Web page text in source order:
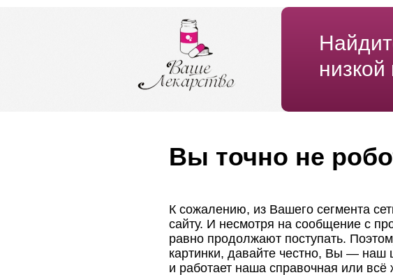
Вы точно не
К сожалению, из Вашего сегмента
сайту. И несмотря на сообщение с
равно продолжают поступать.
картинки, давайте честно, Вы — наш
и работает наша справочная или